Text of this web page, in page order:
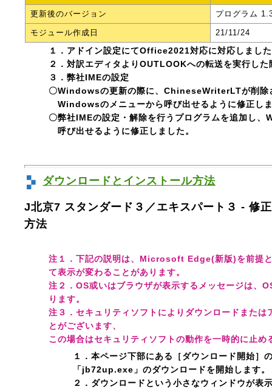
更新後のバージョン プログラム
モジュール作成日
21/11/24
１．アドイン設定にてOffice2021対応に対応しまし
２．対訳エディタよりOUTLOOKへの転送を実行し
３．弊社IMEの設定
〇Windowsの更新の際に、ChineseWriterLTが削除
Windowsのメニューから呼び出せるように修正し
〇弊社IMEの設定・解除を行うプログラムを追加し
呼び出せるように修正しました。
ダウンロードとインストール方法
J北京7 スタンダード３／エキスパート３ - 修
方法
注１．下記の説明は、Microsoft Edge(新版)を前提
て表示が変わることがあります。
注２．OS或いはブラウザが表示するメッセージは、
ります。
注３．セキュリティソフトによりダウンロードまた
とがございます、
この場合はセキュリティソフトの動作を一時的に止
１．本ページ下部にある
［ダウンロード開始］
「jb72up.exe」のダウンロードを開始します。
２．ダウンロードという小さなウィンドウが表